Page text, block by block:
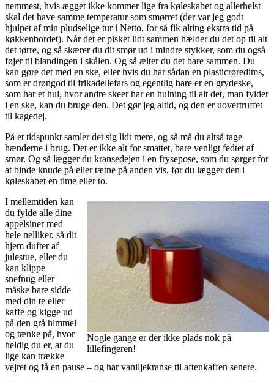
nemmest, hvis ægget ikke kommer lige fra køleskabet og allerhelst
skal det have samme temperatur som smørret (der var jeg godt
hjulpet af min pludselige tur i Netto, for så fik alting ekstra tid på
køkkenbordet). Når det er pisket lidt sammen hælder du det op til alt
det tørre, og så skærer du dit smør ud i mindre stykker, som du også
føjer til blandingen i skålen. Og så ælter du det bare sammen. Du
kan gøre det med en ske, eller hvis du har sådan en plasticrøredims,
som er drøngod til frikadellefars og egentlig bare er en grydeske,
som har et hul, hvor andre skeer har en hulning til alt det, man fylder
i en ske, kan du bruge den. Det gør jeg altid, og den er uovertruffet
til kagedej.
På et tidspunkt samler det sig lidt mere, og så må du altså tage
hænderne i brug. Det er ikke alt for smattet, bare venligt fedtet af
smør. Og så lægger du kransedejen i en frysepose, som du sørger for
at binde knude på eller tætne på anden vis, før du lægger den i
køleskabet en time eller to.
Nogle gange er der ikke plads nok på
lillefingeren!
I mellemtiden kan
du fylde alle dine
appelsiner med
hele nelliker, så dit
hjem dufter af
julestue, eller du
kan klippe
snefnug eller
måske bare sidde
med din te eller
kaffe og kigge ud
på den grå himmel
og tænke på, hvor
heldig du er, at du
lige kan trække
vejret og få en pause – og har vaniljekranse til aftenkaffen senere.